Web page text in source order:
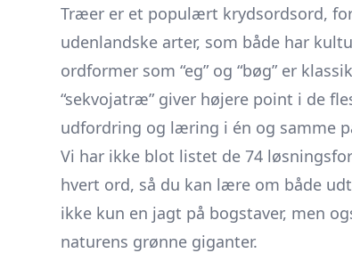
Træer er et populært krydsordsord,
udenlandske arter, som både har
ordformer som “eg” og “bøg” er
“sekvojatræ” giver højere point i de
udfordring og læring i én og samme
Vi har ikke blot listet de 74
hvert ord, så du kan lære om både
ikke kun en jagt på bogstaver, men
naturens grønne giganter.